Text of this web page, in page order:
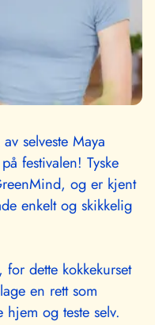
selveste Maya
festivalen! Tyske
og er kjent
enkelt og skikkelig
dette kokkekurset
en rett som
og teste selv.